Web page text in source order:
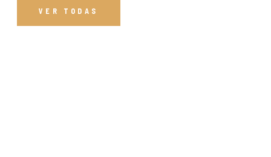
VER TODAS